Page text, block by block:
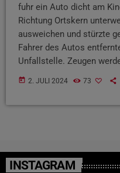
fuhr ein Auto dicht am
Richtung Ortskern
ausweichen und stürzte
Fahrer des Autos
Unfallstelle. Zeugen
today 2. JULI 2024 73
INSTAGRAM